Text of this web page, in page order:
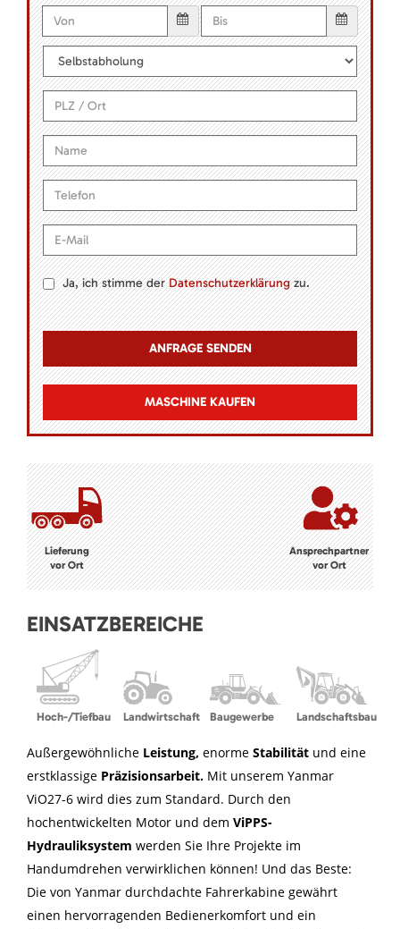
Ja, ich stimme derDatenschutzerklärungzu.
MASCHINE KAUFEN
Lieferung
vor Ort
Ansprechpartner
vor Ort
EINSATZBEREICHE
Hoch-/Tiefbau Landwirtschaft Baugewerbe Landschaftsbau
Außergewöhnliche Leistung, enorme Stabilität und eine
erstklassige Präzisionsarbeit. Mit unserem Yanmar
ViO27-6 wird dies zum Standard. Durch den
hochentwickelten Motor und dem ViPPS-
Hydrauliksystem werden Sie Ihre Projekte im
Handumdrehen verwirklichen können! Und das Beste:
Die von Yanmar durchdachte Fahrerkabine gewährt
einen hervorragenden Bedienerkomfort und ein